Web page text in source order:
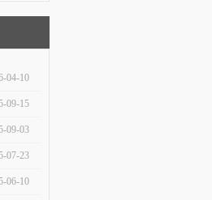
04-10
09-15
09-03
07-23
06-10